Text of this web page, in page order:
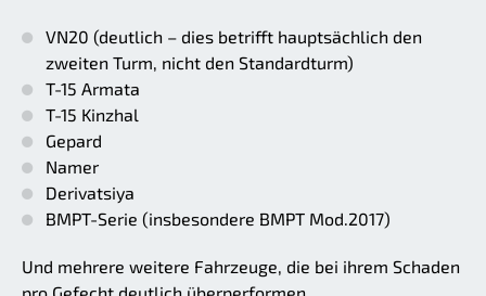
VN20 (deutlich – dies betrifft hauptsächlich den
zweiten Turm, nicht den Standardturm)
T-15 Armata
T-15 Kinzhal
Gepard
Namer
Derivatsiya
BMPT-Serie (insbesondere BMPT Mod.2017)
Und mehrere weitere Fahrzeuge, die bei ihrem Schaden
pro Gefecht deutlich überperformen.